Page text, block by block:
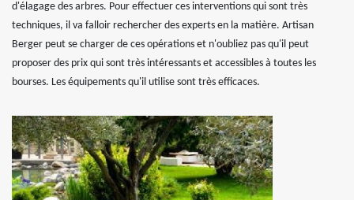
d'élagage des arbres. Pour effectuer ces interventions qui sont très
techniques, il va falloir rechercher des experts en la matière. Artisan
Berger peut se charger de ces opérations et n'oubliez pas qu'il peut
proposer des prix qui sont très intéressants et accessibles à toutes les
bourses. Les équipements qu'il utilise sont très efficaces.